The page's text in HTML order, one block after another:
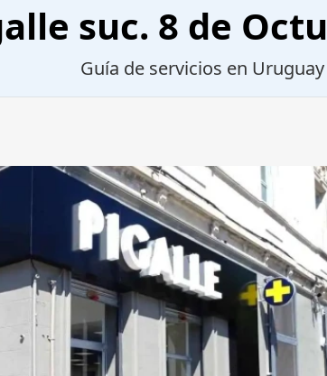
suc. 8 de
Guía de servicios en Uruguay